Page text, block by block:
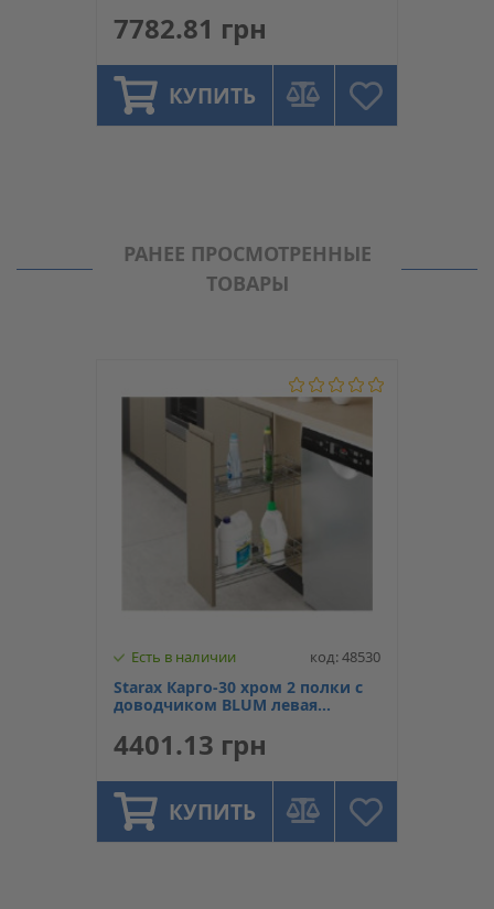
7782.81 грн
КУПИТЬ
РАНЕЕ ПРОСМОТРЕННЫЕ
ТОВАРЫ
Есть в наличии код: 48530
Starax Карго-30 хром 2 полки с
доводчиком BLUM левая
4401.13 грн
КУПИТЬ